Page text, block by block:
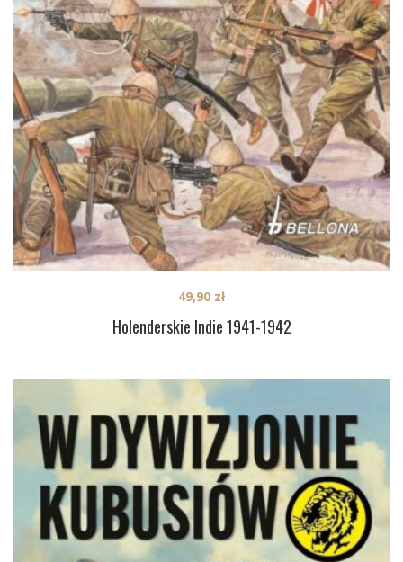
Holenderskie Indie 1941-1942
49,90 zł